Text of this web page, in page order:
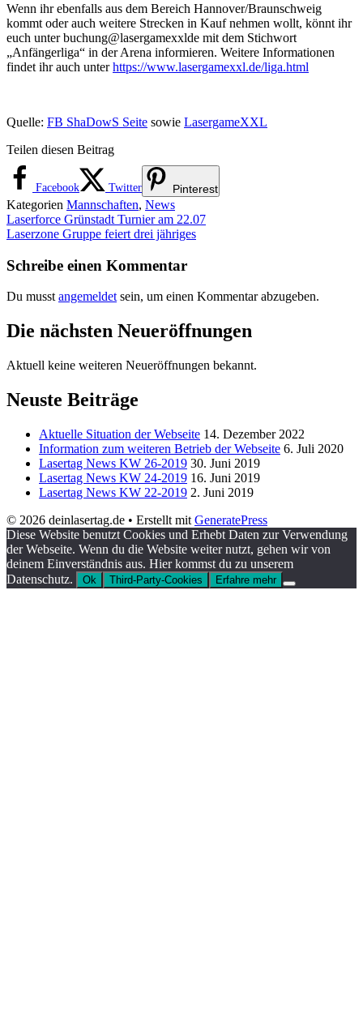
Wenn ihr ebenfalls aus dem Bereich Hannover/Braunschweig
kommt oder auch weitere Strecken in Kauf nehmen wollt, könnt ihr
euch unter buchung@lasergamexxlde mit dem Stichwort
„Anfängerliga“ in der Arena informieren. Weitere Informationen
findet ihr auch unterhttps://www.lasergamexxl.de/liga.html
Quelle: FB ShaDowS Seite sowie LasergameXXL
Teilen diesen Beitrag
Facebook Twitter Pinterest
Kategorien Mannschaften, News
Laserforce Grünstadt Turnier am 22.07
Laserzone Gruppe feiert drei jähriges
Schreibe einen Kommentar
Du musst angemeldet sein, um einen Kommentar abzugeben.
Die nächsten Neueröffnungen
Aktuell keine weiteren Neueröffnungen bekannt.
Neuste Beiträge
Aktuelle Situation der Webseite 14. Dezember 2022
Information zum weiteren Betrieb der Webseite 6. Juli 2020
Lasertag News KW 26-2019 30. Juni 2019
Lasertag News KW 24-2019 16. Juni 2019
Lasertag News KW 22-2019 2. Juni 2019
© 2026 deinlasertag.de • Erstellt mit GeneratePress
Diese Website benutzt Cookies und Erhebt Daten zur Verwendung
der Webseite. Wenn du die Website weiter nutzt, gehen wir von
deinem Einverständnis aus. Hier kommst du zu unserem
Datenschutz.
Ok Third-Party-Cookies Erfahre mehr